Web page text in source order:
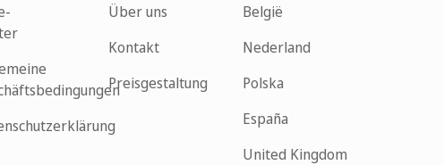
Über uns
Kontakt
Preisgestaltung
België
Nederland
Polska
España
United Kingdom